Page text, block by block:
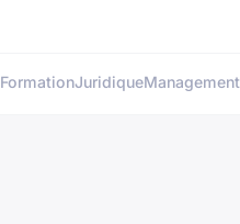
FormationJuridiqueManagement